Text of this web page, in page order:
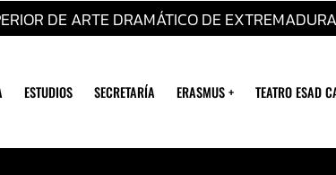
DE ARTE DRAMÁTICO DE EXTREMADURA
ESTUDIOS SECRETARÍA ERASMUS + TEATRO ESAD